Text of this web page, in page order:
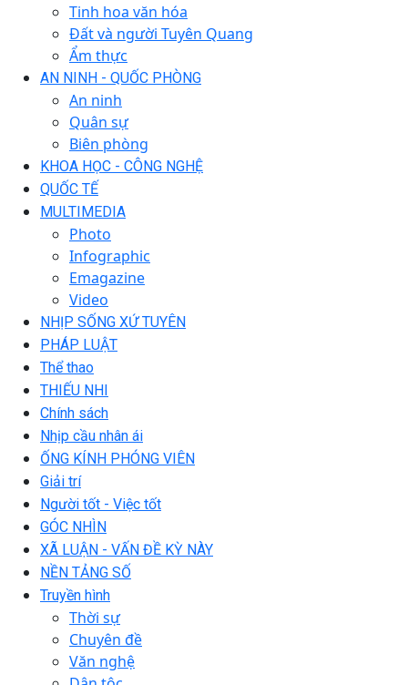
Tinh hoa văn hóa
Đất và người Tuyên Quang
Ẩm thực
AN NINH - QUỐC PHÒNG
An ninh
Quân sự
Biên phòng
KHOA HỌC - CÔNG NGHỆ
QUỐC TẾ
MULTIMEDIA
Photo
Infographic
Emagazine
Video
NHỊP SỐNG XỨ TUYÊN
PHÁP LUẬT
Thể thao
THIẾU NHI
Chính sách
Nhịp cầu nhân ái
ỐNG KÍNH PHÓNG VIÊN
Giải trí
Người tốt - Việc tốt
GÓC NHÌN
XÃ LUẬN - VẤN ĐỀ KỲ NÀY
NỀN TẢNG SỐ
Truyền hình
Thời sự
Chuyên đề
Văn nghệ